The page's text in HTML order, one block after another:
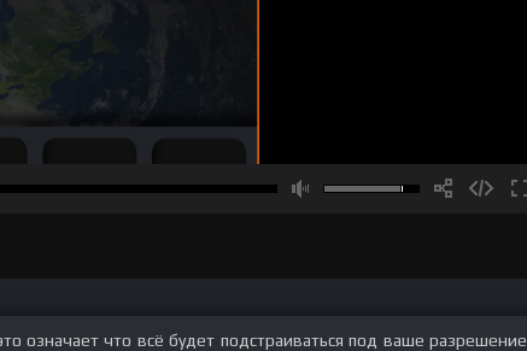
означает что всё будет подстраиваться под ваше разрешение